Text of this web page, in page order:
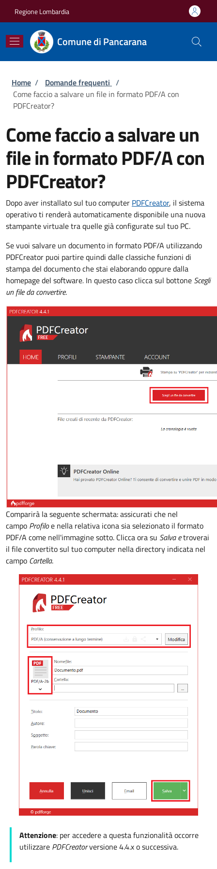
Regione Lombardia
Comune di Pancarana
Briciole di pane
Home / Domande frequenti /
Come faccio a salvare un file in formato PDF/A con
PDFCreator?
Come faccio a salvare un
file in formato PDF/A con
PDFCreator?
Dopo aver installato sul tuo computer PDFCreator, il sistema
operativo ti renderà automaticamente disponibile una nuova
stampante virtuale tra quelle già configurate sul tuo PC.
Se vuoi salvare un documento in formato PDF/A utilizzando
PDFCreator puoi partire quindi dalle classiche funzioni di
stampa del documento che stai elaborando oppure dalla
homepage del software. In questo caso clicca sul bottone Scegli
un file da convertire.
Comparirà la seguente schermata: assicurati che nel
campo Profiloe nella relativa icona sia selezionato il formato
PDF/A come nell'immagine sotto. Clicca ora su Salva etroverai
il file convertito sul tuo computer nella directory indicata nel
campo Cartella.
Attenzione: per accedere a questa funzionalità occorre
utilizzare PDFCreatorversione 4.4.x o successiva.